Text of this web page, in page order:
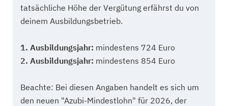
tatsächliche Höhe der Vergütung erfährst du von
deinem Ausbildungsbetrieb.
1. Ausbildungsjahr: mindestens 724 Euro
2. Ausbildungsjahr: mindestens 854 Euro
Beachte: Bei diesen Angaben handelt es sich um
den neuen "Azubi-Mindestlohn" für 2026, der